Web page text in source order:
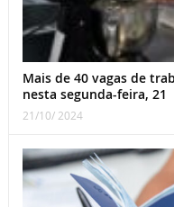
Mais de 40 vagas de
nesta segunda-feira, 21
21/10/ 2024